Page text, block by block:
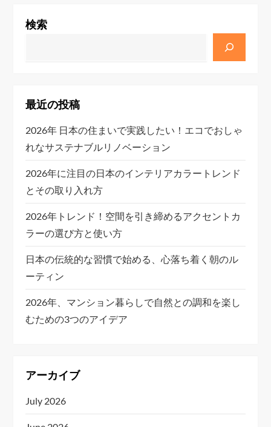
検索
最近の投稿
2026年 日本の住まいで実践したい！エコでおしゃ
れなサステナブルリノベーション
2026年に注目の日本のインテリアカラートレンド
とその取り入れ方
2026年トレンド！空間を引き締めるアクセントカ
ラーの選び方と使い方
日本の伝統的な習慣で始める、心落ち着く朝のル
ーティン
2026年、マンション暮らしで自然との調和を楽し
むための3つのアイデア
アーカイブ
July 2026